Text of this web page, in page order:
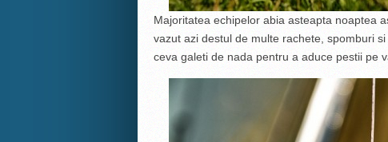
Majoritatea echipelor abia asteapta noaptea
vazut azi destul de multe rachete, spomburi
ceva galeti de nada pentru a aduce pestii pe